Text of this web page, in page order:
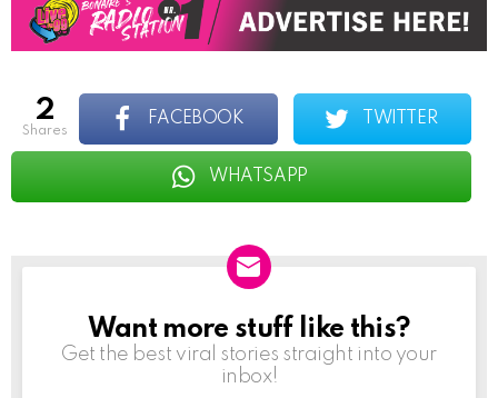
2
shares
FACEBOOK TWITTER
WHATSAPP
NEWSLETTER
Want more stuff like this?
Get the best viral stories straight into your
inbox!